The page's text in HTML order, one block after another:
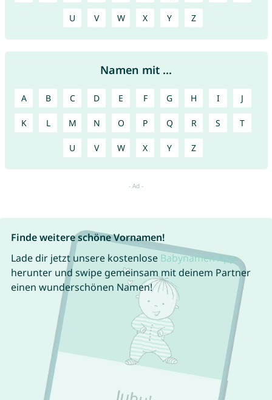
U V W X Y Z
Namen mit ...
A B C D E F G H I J
K L M N O P Q R S T
U V W X Y Z
Finde weitere schöne Vornamen!
Lade dir jetzt unsere kostenlose Babynamen App
herunter und swipe gemeinsam mit deinem Partner
einen wunderschönen Namen!